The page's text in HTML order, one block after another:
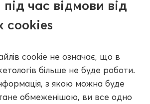
час відмови від
cookies
cookie не означає, що в
більше не буде роботи.
з якою можна буде
обмеженішою, ви все одно